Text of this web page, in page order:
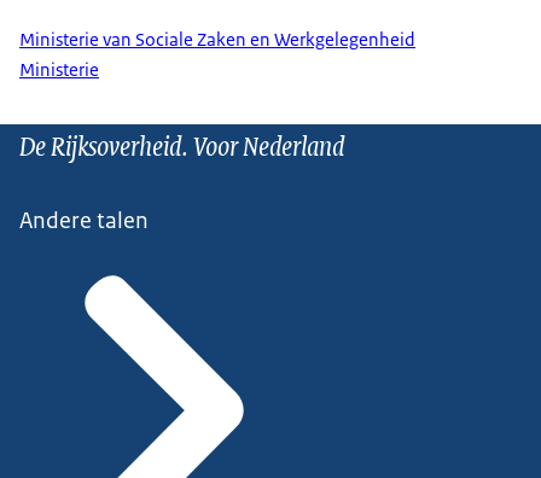
Ministerie van Sociale Zaken en Werkgelegenheid
Ministerie
De Rijksoverheid. Voor Nederland
Andere talen